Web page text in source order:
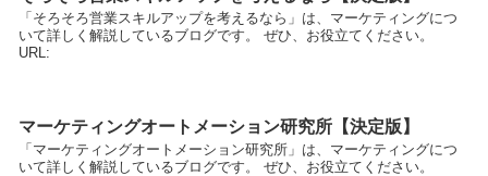
「そろそろ営業スキルアップを考えるなら」は、マーケティングにつ
いて詳しく解説しているブログです。 ぜひ、お役立てください。
URL:
マーケティングオートメーション研究所【決定版】
「マーケティングオートメーション研究所」は、マーケティングにつ
いて詳しく解説しているブログです。 ぜひ、お役立てください。